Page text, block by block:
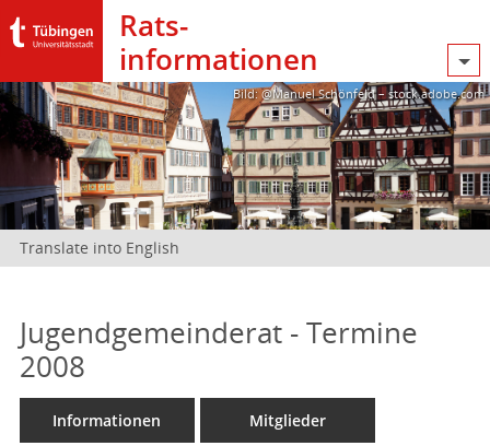
Rats­
informationen
Bild: @Manuel Schönfeld – stock.adobe.com
Translate into English
Jugendgemeinderat - Termine
2008
Informationen Mitglieder